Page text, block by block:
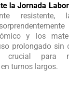
la Jornada
resistente,
y los
prolongado sin
para
turnos largos.